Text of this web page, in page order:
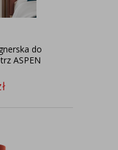
do
ASPEN